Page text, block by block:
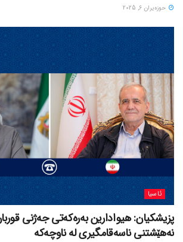
حوزه‌یران 6, 2025
ئاسیا
پزیشکیان: هیوادارین بەرەکەتی جەژنی
نەهێشتنی ناسەقامگیری لە ناوچەکە